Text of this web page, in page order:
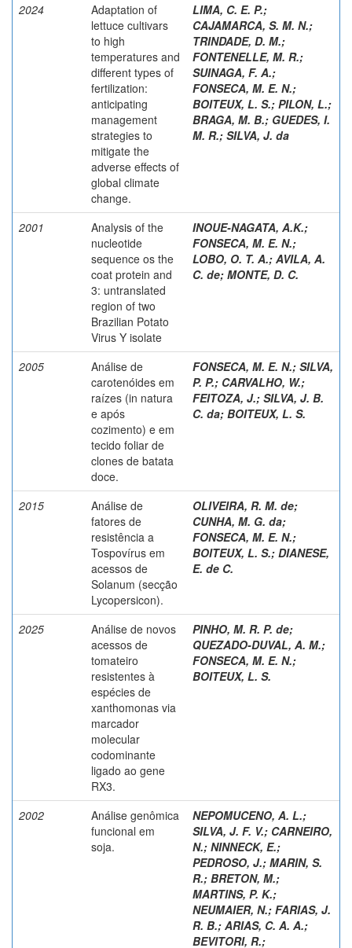
2024
Adaptation of
lettuce cultivars
to high
temperatures and
different types of
fertilization:
anticipating
management
strategies to
mitigate the
adverse effects of
global climate
change.
LIMA, C. E. P.;
CAJAMARCA, S. M. N.;
TRINDADE, D. M.;
FONTENELLE, M. R.;
SUINAGA, F. A.;
FONSECA, M. E. N.;
BOITEUX, L. S.; PILON, L.;
BRAGA, M. B.; GUEDES, I.
M. R.; SILVA, J. da
2001
Analysis of the
nucleotide
sequence os the
coat protein and
3: untranslated
region of two
Brazilian Potato
Virus Y isolate
INOUE-NAGATA, A.K.;
FONSECA, M. E. N.;
LOBO, O. T. A.; AVILA, A.
C. de; MONTE, D. C.
2005
Análise de
carotenóides em
raízes (in natura
e após
cozimento) e em
tecido foliar de
clones de batata
doce.
FONSECA, M. E. N.; SILVA,
P. P.; CARVALHO, W.;
FEITOZA, J.; SILVA, J. B.
C. da; BOITEUX, L. S.
2015
Análise de
fatores de
resistência a
Tospovírus em
acessos de
Solanum (secção
Lycopersicon).
OLIVEIRA, R. M. de;
CUNHA, M. G. da;
FONSECA, M. E. N.;
BOITEUX, L. S.; DIANESE,
E. de C.
2025
Análise de novos
acessos de
tomateiro
resistentes à
espécies de
xanthomonas via
marcador
molecular
codominante
ligado ao gene
RX3.
PINHO, M. R. P. de;
QUEZADO-DUVAL, A. M.;
FONSECA, M. E. N.;
BOITEUX, L. S.
2002
Análise genômica
funcional em
soja.
NEPOMUCENO, A. L.;
SILVA, J. F. V.; CARNEIRO,
N.; NINNECK, E.;
PEDROSO, J.; MARIN, S.
R.; BRETON, M.;
MARTINS, P. K.;
NEUMAIER, N.; FARIAS, J.
R. B.; ARIAS, C. A. A.;
BEVITORI, R.;